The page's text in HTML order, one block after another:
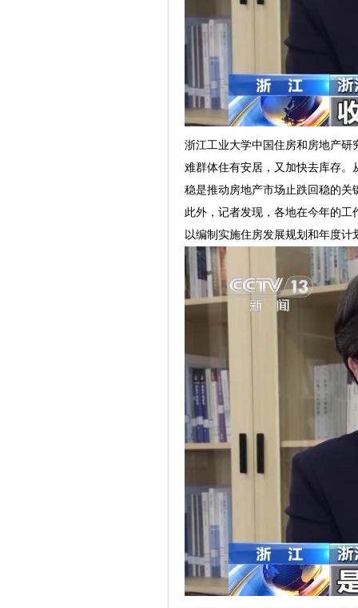
浙江工业大学中国住房和房地产
难群体住有安居，又加快去库存
稳是推动房地产市场止跌回稳的关
此外，记者发现，各地在今年的
以编制实施住房发展规划和年度